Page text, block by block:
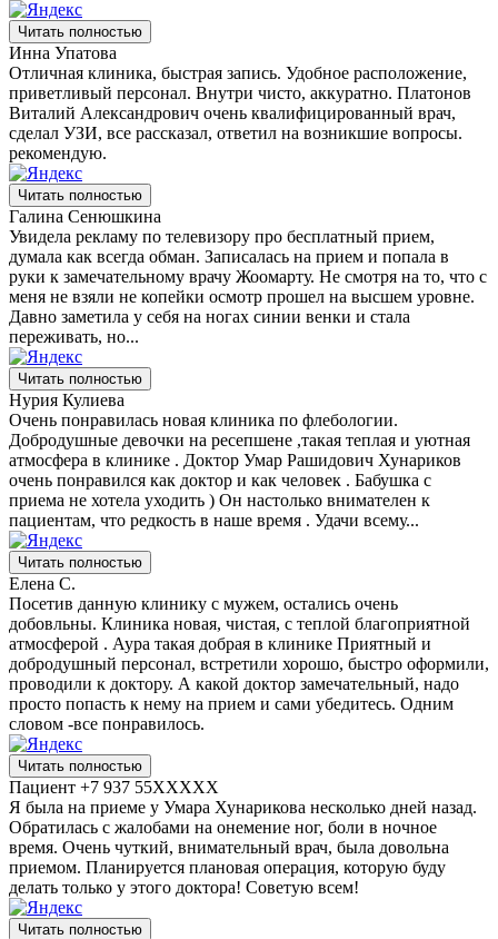
Читать полностью
Инна Упатова
Отличная клиника, быстрая запись. Удобное расположение,
приветливый персонал. Внутри чисто, аккуратно. Платонов
Виталий Александрович очень квалифицированный врач,
сделал УЗИ, все рассказал, ответил на возникшие вопросы.
рекомендую.
Читать полностью
Галина Сенюшкина
Увидела рекламу по телевизору про бесплатный прием,
думала как всегда обман. Записалась на прием и попала в
руки к замечательному врачу Жоомарту. Не смотря на то, что с
меня не взяли не копейки осмотр прошел на высшем уровне.
Давно заметила у себя на ногах синии венки и стала
переживать, но...
Читать полностью
Нурия Кулиева
Очень понравилась новая клиника по флебологии.
Добродушные девочки на ресепшене ,такая теплая и уютная
атмосфера в клинике . Доктор Умар Рашидович Хунариков
очень понравился как доктор и как человек . Бабушка с
приема не хотела уходить ) Он настолько внимателен к
пациентам, что редкость в наше время . Удачи всему...
Читать полностью
Елена С.
Посетив данную клинику с мужем, остались очень
добовльны. Клиника новая, чистая, с теплой благоприятной
атмосферой . Аура такая добрая в клинике Приятный и
добродушный персонал, встретили хорошо, быстро оформили,
проводили к доктору. А какой доктор замечательный, надо
просто попасть к нему на прием и сами убедитесь. Одним
словом -все понравилось.
Читать полностью
Пациент +7 937 55XXXXX
Я была на приеме у Умара Хунарикова несколько дней назад.
Обратилась с жалобами на онемение ног, боли в ночное
время. Очень чуткий, внимательный врач, была довольна
приемом. Планируется плановая операция, которую буду
делать только у этого доктора! Советую всем!
Читать полностью